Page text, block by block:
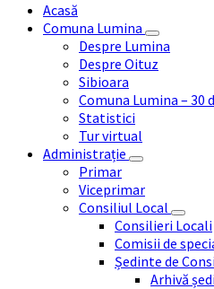
Acasă
Comuna Lumina
Despre Lumina
Despre Oituz
Sibioara
Comuna Lumina – 30
Statistici
Tur virtual
Administrație
Primar
Viceprimar
Consiliul Local
Consilieri Locali
Comisii de
Ședinte de
Arhivă